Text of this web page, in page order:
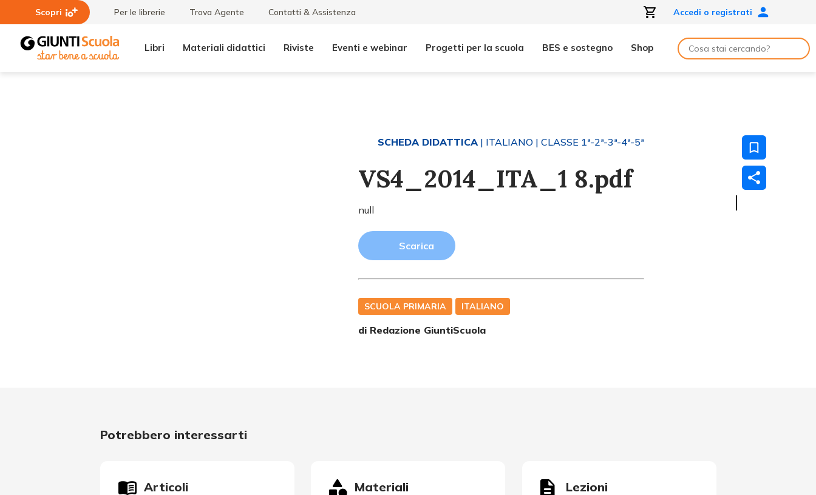
Scopri Per le librerie Trova Agente Contatti & Assistenza Accedi o registrati
Libri Materiali didattici Riviste Eventi e webinar Progetti per la scuola BES e sostegno Shop
SCHEDA DIDATTICA| ITALIANO | CLASSE 1ª-2ª-3ª-4ª-5ª
VS4_2014_ITA_1 8.pdf
null
Scarica
SCUOLA PRIMARIA ITALIANO
di Redazione GiuntiScuola
Potrebbero interessarti
Articoli Materiali Lezioni